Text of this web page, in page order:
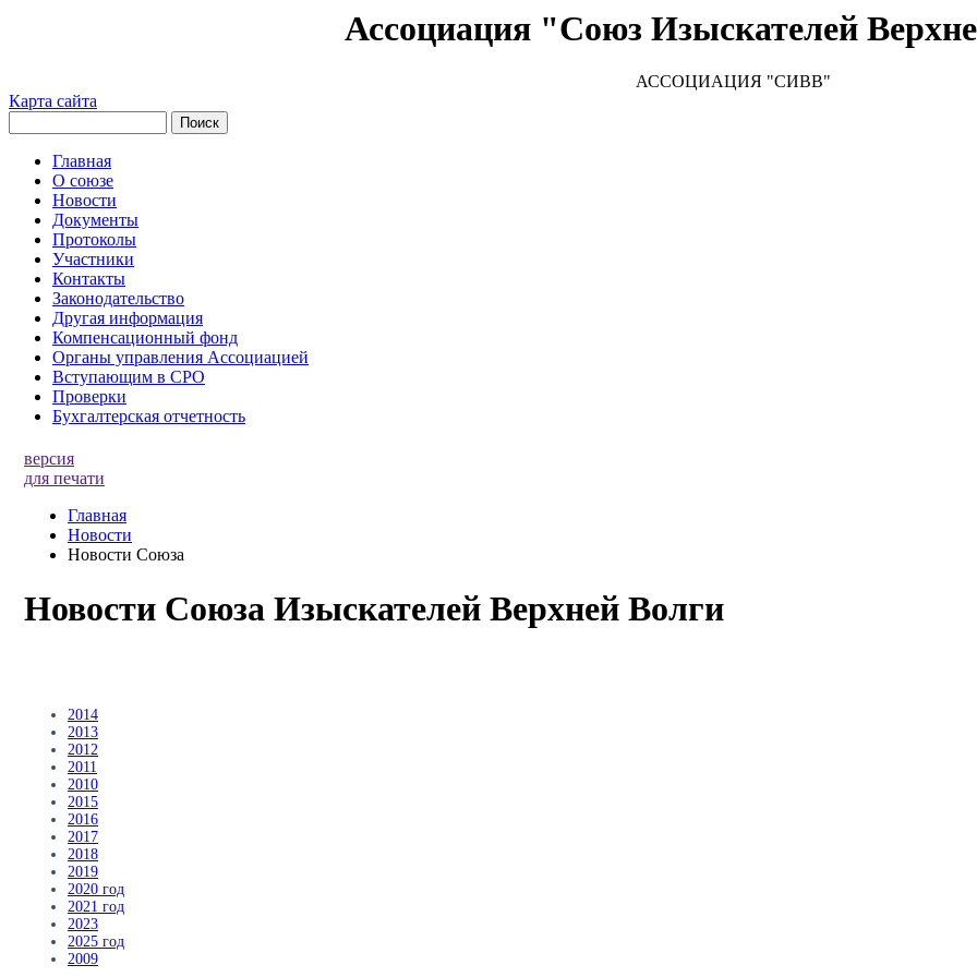
Ассоциация "Союз Изыскателей
АССОЦИАЦИЯ "СИВВ"
Карта сайта
Главная
О союзе
Новости
Документы
Протоколы
Участники
Контакты
Законодательство
Другая информация
Компенсационный фонд
Органы управления Ассоциацией
Вступающим в СРО
Проверки
Бухгалтерская отчетность
версия
для печати
Главная
Новости
Новости Союза
Новости Союза Изыскателей Верхней Волги
2014
2013
2012
2011
2010
2015
2016
2017
2018
2019
2020 год
2021 год
2023
2025 год
2009